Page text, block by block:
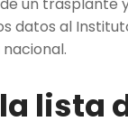
datos al
lista